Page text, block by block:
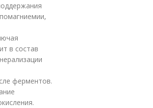
в состав
ферментов.